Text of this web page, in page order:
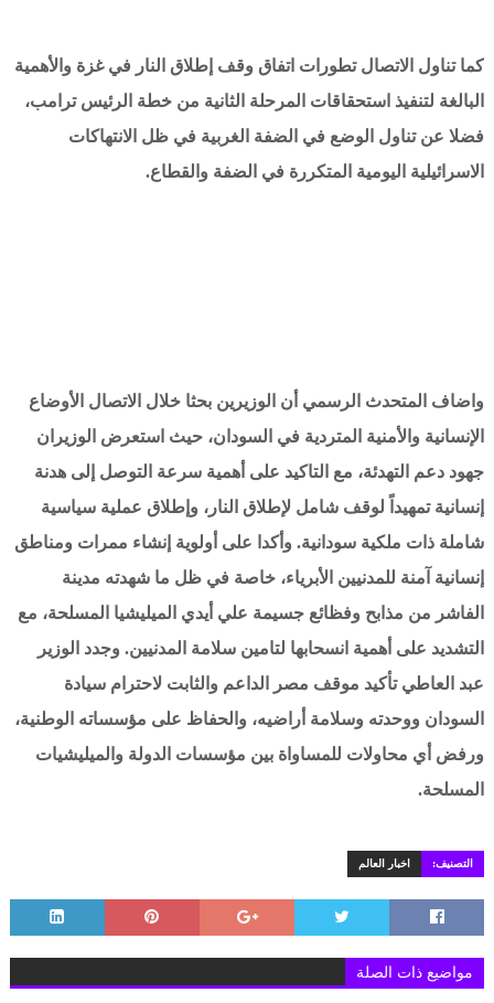
كما تناول الاتصال تطورات اتفاق وقف إطلاق النار في غزة والأهمية
البالغة لتنفيذ استحقاقات المرحلة الثانية من خطة الرئيس ترامب،
فضلا عن تناول الوضع في الضفة الغربية في ظل الانتهاكات
الاسرائيلية اليومية المتكررة في الضفة والقطاع.
واضاف المتحدث الرسمي أن الوزيرين بحثا خلال الاتصال الأوضاع
الإنسانية والأمنية المتردية في السودان، حيث استعرض الوزيران
جهود دعم التهدئة، مع التاكيد على أهمية سرعة التوصل إلى هدنة
إنسانية تمهيداً لوقف شامل لإطلاق النار، وإطلاق عملية سياسية
شاملة ذات ملكية سودانية. وأكدا على أولوية إنشاء ممرات ومناطق
إنسانية آمنة للمدنيين الأبرياء، خاصة في ظل ما شهدته مدينة
الفاشر من مذابح وفظائع جسيمة علي أيدي الميليشيا المسلحة، مع
التشديد على أهمية انسحابها لتامين سلامة المدنيين. وجدد الوزير
عبد العاطي تأكيد موقف مصر الداعم والثابت لاحترام سيادة
السودان ووحدته وسلامة أراضيه، والحفاظ على مؤسساته الوطنية،
ورفض أي محاولات للمساواة بين مؤسسات الدولة والميليشيات
المسلحة.
التصنيف: اخبار العالم
مواضيع ذات الصلة